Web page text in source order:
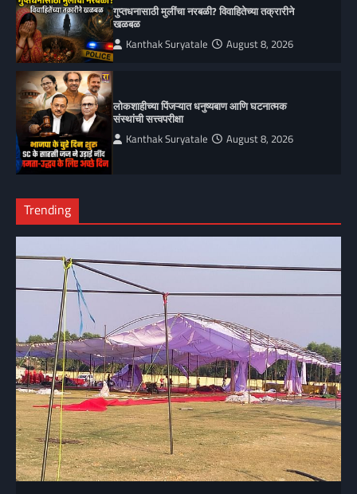
गुप्तधनासाठी मुलींचा नरबळी? विवाहितेच्या तक्रारीने
खळबळ
Kanthak Suryatale August 8, 2026
लोकशाहीच्या पिंजऱ्यात धनुष्यबाण आणि घटनात्मक
संस्थांची सत्त्वपरीक्षा
Kanthak Suryatale August 8, 2026
Trending